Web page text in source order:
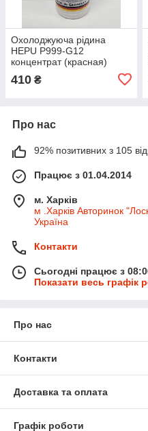
Охолоджуюча рідина
HEPU P999-G12
концентрат (красная)
410 ₴
Про нас
92% позитивних з 105
Працює з 01.04.2014
м. Харків
м .Харків Авторинок
Україна
Контакти
Сьогодні працює з
Показати весь графік
Про нас
Контакти
Доставка та оплата
Графік роботи